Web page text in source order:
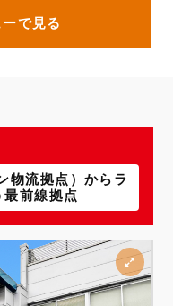
で見る
物流拠点）からラ
最前線拠点